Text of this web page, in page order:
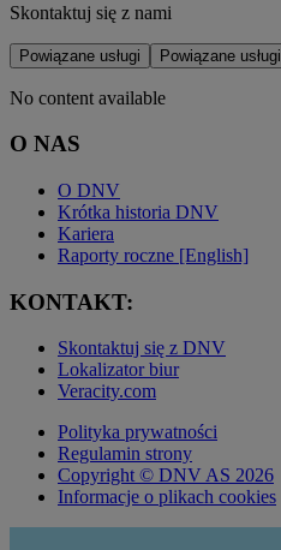
Skontaktuj się z nami
Powiązane usługi Powiązane usługi
No content available
O NAS
O DNV
Krótka historia DNV
Kariera
Raporty roczne [English]
KONTAKT:
Skontaktuj się z DNV
Lokalizator biur
Veracity.com
Polityka prywatności
Regulamin strony
Copyright © DNV AS 2026
Informacje o plikach cookies